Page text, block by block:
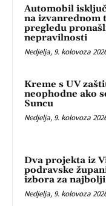
Automobil
na izvanrednom
pregledu
nepravilnosti
Nedjelja, 9. kolovoza
Kreme s UV
neophodne ako
Suncu
Nedjelja, 9. kolovoza
Dva projekta iz
podravske
izbora za
Nedjelja, 9. kolovoza